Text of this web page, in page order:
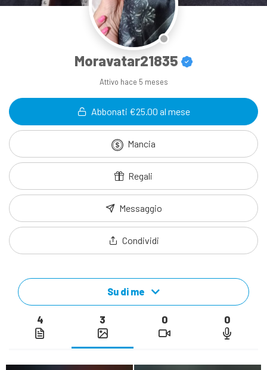
Moravatar21835
Attivo hace 5 meses
Abbonati €25.00 al mese
Mancia
Regali
Messaggio
Condividi
Su di me
4 3 0 0